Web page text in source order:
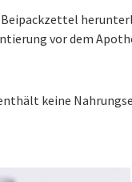
Beipackzettel
vor dem
keine